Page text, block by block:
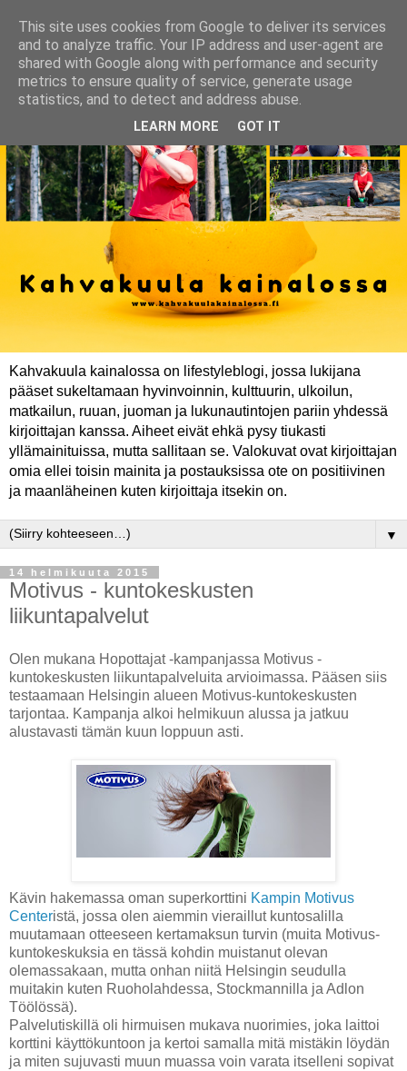
Kahvakuula kainalossa on lifestyleblogi, jossa lukijana
pääset sukeltamaan hyvinvoinnin, kulttuurin, ulkoilun,
matkailun, ruuan, juoman ja lukunautintojen pariin yhdessä
kirjoittajan kanssa. Aiheet eivät ehkä pysy tiukasti
yllämainituissa, mutta sallitaan se. Valokuvat ovat kirjoittajan
omia ellei toisin mainita ja postauksissa ote on positiivinen
ja maanläheinen kuten kirjoittaja itsekin on.
▼
14 helmikuuta 2015
Motivus - kuntokeskusten
liikuntapalvelut
Olen mukana Hopottajat -kampanjassa Motivus -
kuntokeskusten liikuntapalveluita arvioimassa. Pääsen siis
testaamaan Helsingin alueen Motivus-kuntokeskusten
tarjontaa. Kampanja alkoi helmikuun alussa ja jatkuu
alustavasti tämän kuun loppuun asti.
Kävin hakemassa oman superkorttini Kampin Motivus
Centeristä, jossa olen aiemmin vieraillut kuntosalilla
muutamaan otteeseen kertamaksun turvin (muita Motivus-
kuntokeskuksia en tässä kohdin muistanut olevan
olemassakaan, mutta onhan niitä Helsingin seudulla
muitakin kuten Ruoholahdessa, Stockmannilla ja Adlon
Töölössä).
Palvelutiskillä oli hirmuisen mukava nuorimies, joka laittoi
korttini käyttökuntoon ja kertoi samalla mitä mistäkin löydän
ja miten sujuvasti muun muassa voin varata itselleni sopivat
This site uses cookies from Google to deliver its services
and to analyze traffic. Your IP address and user-agent are
shared with Google along with performance and security
metrics to ensure quality of service, generate usage
statistics, and to detect and address abuse.
LEARN MORE GOT IT